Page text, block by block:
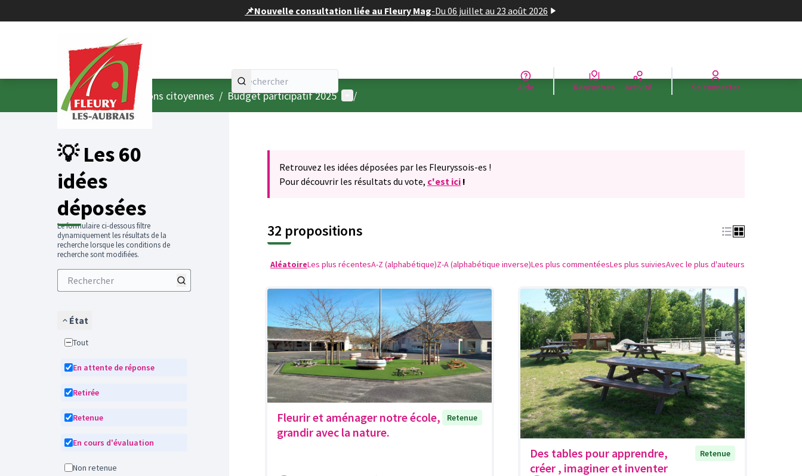
📌Nouvelle consultation liée au Fleury Mag-Du 06 juillet au 23 août 2026
Aide Rencontres Activité Se connecter
AccueilMenu principal
/ Consultations citoyennes / Budget participatif 2025 Menu utilisateur
/
💡 Les 60
idées
déposées
Le formulaire ci-dessous filtre
dynamiquement les résultats de la
recherche lorsque les conditions de
recherche sont modifiées.
État
Tout
En attente de réponse
Retirée
Retenue
En cours d'évaluation
Non retenue
Retrouvez les idées déposées par les Fleuryssois-es !
Pour découvrir les résultats du vote, c'est ici !
32 propositions
AléatoireLes plus récentesA-Z (alphabétique)Z-A (alphabétique inverse)Les plus commentéesLes plus suiviesAvec le plus d'auteurs
Fleurir et aménager notre école,
grandir avec la nature.
Retenue
Des tables pour apprendre,
créer , imaginer et inventer
Retenue